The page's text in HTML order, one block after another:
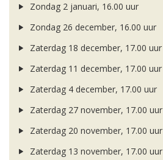
Zondag 2 januari, 16.00 uur
Zondag 26 december, 16.00 uur
Zaterdag 18 december, 17.00 uur
Zaterdag 11 december, 17.00 uur
Zaterdag 4 december, 17.00 uur
Zaterdag 27 november, 17.00 uur
Zaterdag 20 november, 17.00 uur
Zaterdag 13 november, 17.00 uur